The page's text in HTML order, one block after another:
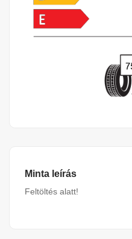
Minta leírás
Feltöltés alatt!